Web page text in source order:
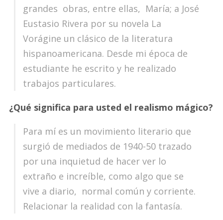
grandes obras, entre ellas, María; a José
Eustasio Rivera por su novela La
Vorágine un clásico de la literatura
hispanoamericana. Desde mi época de
estudiante he escrito y he realizado
trabajos particulares.
¿Qué significa para usted el realismo mágico?
Para mí es un movimiento literario que
surgió de mediados de 1940-50 trazado
por una inquietud de hacer ver lo
extraño e increíble, como algo que se
vive a diario, normal común y corriente.
Relacionar la realidad con la fantasía.